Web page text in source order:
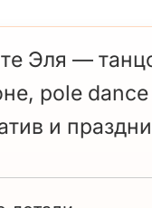
Эля —
pole dance
и